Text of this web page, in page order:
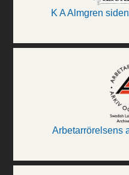
K A Almgren
Arbetarrörelsens